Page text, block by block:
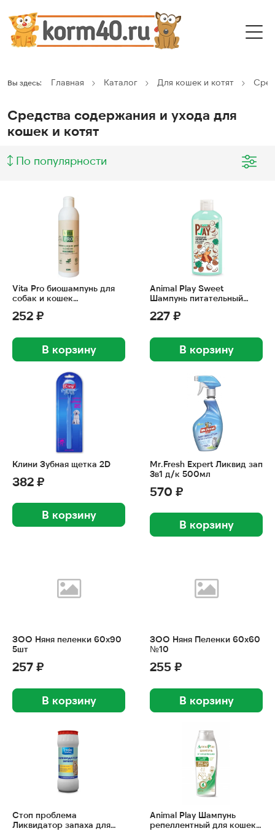
Вы здесь: Главная Каталог Для кошек и котят
Средства содержания и ухода для
кошек и котят
По популярности
Vita Pro биошампунь для
собак и кошек
маслом герани и
252 ₽
В корзину
Animal Play Sweet
Шампунь питательный
227 ₽
В корзину
Клини Зубная щетка 2D
382 ₽
В корзину
Mr.Fresh Expert Ликвид зап
3в1 д/к 500мл
570 ₽
В корзину
ЗОО Няня пеленки 60х90
5шт
257 ₽
В корзину
ЗОО Няня Пеленки 60х60
№10
255 ₽
В корзину
Стоп проблема
Ликвидатор запаха для
Animal Play Шампунь
репеллентный для кошек